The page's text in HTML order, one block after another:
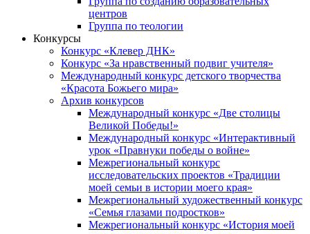
центров
Группа по теологии
Конкурсы
Конкурс «Клевер ДНК»
Конкурс «За нравственный подвиг учителя»
Международный конкурс детского творчества
«Красота Божьего мира»
Архив конкурсов
Международный конкурс «Две столицы
Великой Победы!»
Международный конкурс «Интерактивный
урок «Правнуки победы о войне»
Межрегиональный конкурс
исследовательских проектов «Традиции
моей семьи в истории моего края»
Межрегиональный художественный конкурс
«Семья глазами подростков»
Межрегиональный конкурс «История моей